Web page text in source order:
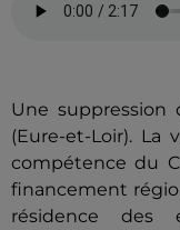
Une suppression
(Eure-et-Loir). La
compétence du
financement
résidence des